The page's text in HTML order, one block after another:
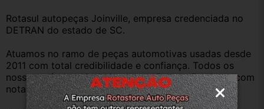
Rotasul autopeças Joinville, empresa credenciada no
DETRAN do estado de SC.
Atuamos no ramo de peças automotivas usadas desde
2011 com total credibilidade e confiança. Todos os
nossos veículos são baixados no Detran. Produtos com
nota fiscal e procedência.